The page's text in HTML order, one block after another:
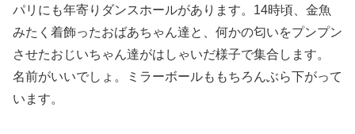
パリにも年寄りダンスホールがあります。14時頃、金魚
みたく着飾ったおばあちゃん達と、何かの匂いをプンプン
させたおじいちゃん達がはしゃいだ様子で集合します。
名前がいいでしょ。ミラーボールももちろんぶら下がって
います。